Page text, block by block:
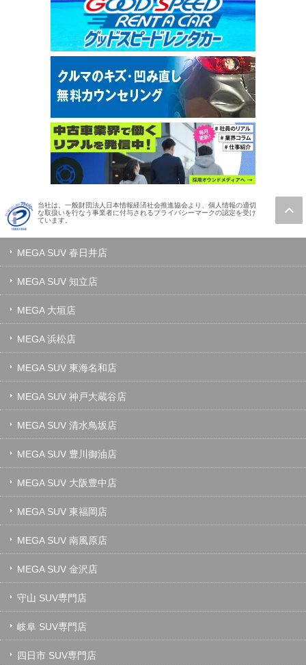
当社は、一般財団法人日本情報経済社会推進協会より、個人情報の適切
な取扱いを行なう事業者に付与されるプライバシーマークの認定を受け
ています。
MEGA SUV 春日井店
MEGA SUV 知立店
MEGA 大垣店
MEGA 浜松店
MEGA SUV 東海名和店
MEGA SUV 神戸大蔵谷店
MEGA SUV 清水鳥坂店
MEGA SUV 豊川御油店
MEGA SUV 大阪豊中店
MEGA SUV 東福岡店
MEGA SUV 南風原店
MEGA SUV 金沢店
守山 SUV専門店
岐阜 SUV専門店
四日市 SUV専門店